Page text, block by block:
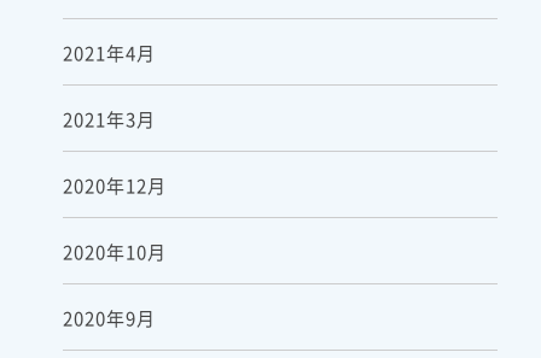
2021年4月
2021年3月
2020年12月
2020年10月
2020年9月